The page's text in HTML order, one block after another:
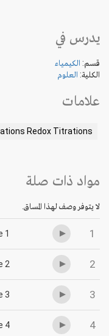
يدرس في
قسم: الكيمياء
الكلية: العلوم
علامات
Redox Titrations
مواد ذات صلة
لا يتوفر وصف لهذا المساق.
1
1
2
2
3
3
4
4